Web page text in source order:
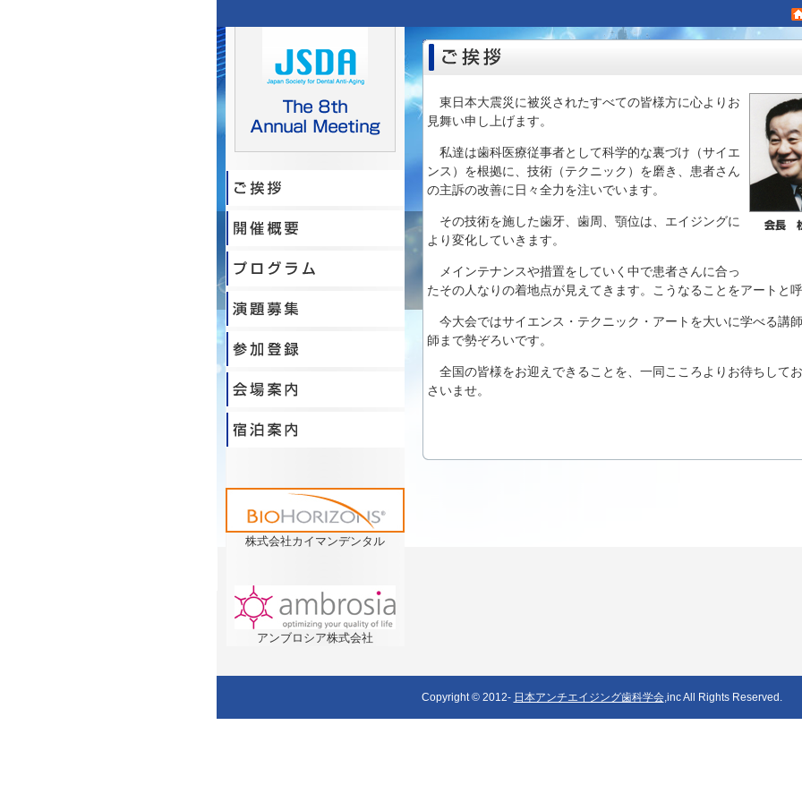
東日本大震災に被災されたすべての皆様方に心よりお
見舞い申し上げます。
私達は歯科医療従事者として科学的な裏づけ（サイエ
ンス）を根拠に、技術（テクニック）を磨き、患者さん
の主訴の改善に日々全力を注いでいます。
その技術を施した歯牙、歯周、顎位は、エイジングに
より変化していきます。
メインテナンスや措置をしていく中で患者さんに合っ
たその人なりの着地点が見えてきます。こうなることをアートと
今大会ではサイエンス・テクニック・アートを大いに学べる講
師まで勢ぞろいです。
全国の皆様をお迎えできることを、一同こころよりお待ちして
さいませ。
株式会社カイマンデンタル
アンブロシア株式会社
Copyright © 2012- 日本アンチエイジング歯科学会,inc All Rights Reserved.